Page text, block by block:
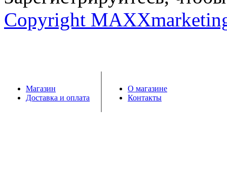
Copyright
Магазин
Доставка и оплата
О магазине
Контакты